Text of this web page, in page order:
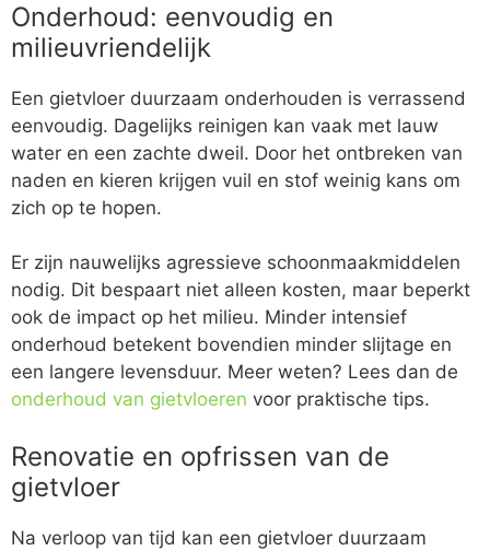
Onderhoud: eenvoudig en
milieuvriendelijk
Een gietvloer duurzaam onderhouden is verrassend
eenvoudig. Dagelijks reinigen kan vaak met lauw
water en een zachte dweil. Door het ontbreken van
naden en kieren krijgen vuil en stof weinig kans om
zich op te hopen.
Er zijn nauwelijks agressieve schoonmaakmiddelen
nodig. Dit bespaart niet alleen kosten, maar beperkt
ook de impact op het milieu. Minder intensief
onderhoud betekent bovendien minder slijtage en
een langere levensduur. Meer weten? Lees dan de
onderhoud van gietvloeren voor praktische tips.
Renovatie en opfrissen van de
gietvloer
Na verloop van tijd kan een gietvloer duurzaam